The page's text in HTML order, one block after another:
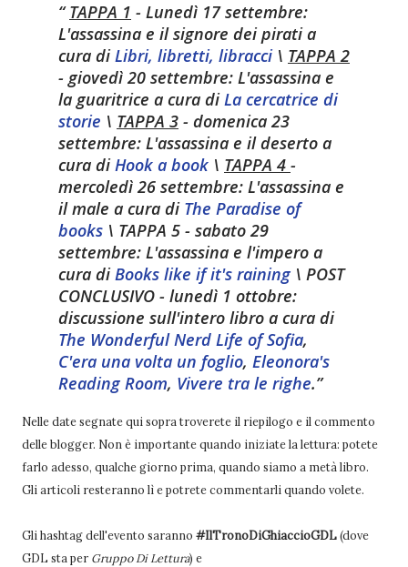
TAPPA 1 - Lunedì 17 settembre:
L'assassina e il signore dei piratia
cura diLibri, libretti, libracci\ TAPPA 2
- giovedì 20 settembre: L'assassina e
la guaritrice a cura diLa cercatrice di
storie \ TAPPA 3 - domenica 23
settembre: L'assassina e il deserto a
cura diHook a book \ TAPPA 4 -
mercoledì 26 settembre: L'assassina e
il male a cura di The Paradise of
books \ TAPPA 5 - sabato 29
settembre: L'assassina e l'impero a
cura diBooks like if it's raining \ POST
CONCLUSIVO - lunedì 1 ottobre:
discussione sull'intero libro a cura di
The Wonderful Nerd Life of Sofia,
C'era una volta un foglio, Eleonora's
Reading Room, Vivere tra le righe.
Nelle date segnate qui sopra troverete il riepilogo e il commento
delle blogger. Non è importante quando iniziate la lettura: potete
farlo adesso, qualche giorno prima, quando siamo a metà libro.
Gli articoli resteranno lì e potrete commentarli quando volete.
Gli hashtag dell'evento saranno #IlTronoDiGhiaccioGDL(dove
GDL sta per Gruppo Di Lettura) e